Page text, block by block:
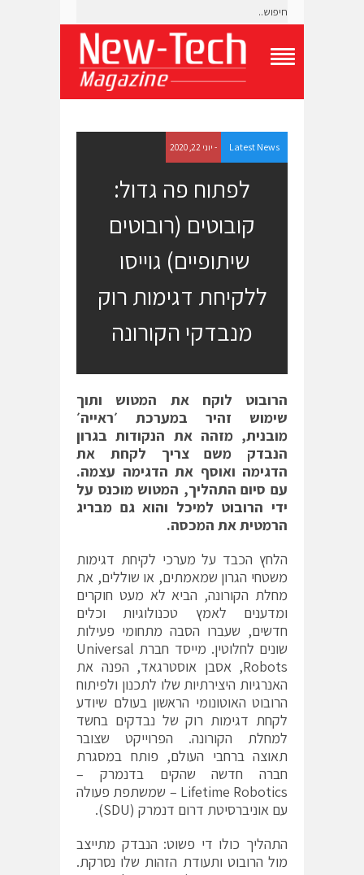
g
l
e
N
Latest News - יוני 22, 2020
לפתוח פה גדול:
קובוטים (רובוטים
שיתופיים) גוייסו
ללקיחת דגימות רוק
מנבדקי הקורונה
הרובוט לוקח את המטוש ותוך
שימוש זהיר במערכת ׳ראייה׳
מובנית, מזהה את הנקודות בגרון
הנבדק משם צריך לקחת את
הדגימה ואוסף את הדגימה עצמה.
עם סיום התהליך, המטוש מוכנס על
ידי הרובוט למיכל והוא גם מבריג
הרמטית את המכסה.
הלחץ הכבד על מערכי לקיחת דגימות
משטחי הגרון שמאמתים, או שוללים, את
מחלת הקורונה, הביא לא מעט חוקרים
ומדענים לאמץ טכנולוגיות וכלים
חדשים, שעברו הסבה מתחומי פעילות
שונים לחלוטין. מייסד חברת Universal
Robots, אסבן אוסטרגאד, הפנה את
האנרגיות היצירתיות שלו לתכנון ולפיתוח
הרובוט האוטונומי הראשון בעולם שיודע
לקחת דגימות רוק של נבדקים בחשד
למחלת הקורונה. הפרוייקט שצובר
תאוצה ברחבי העולם, פותח במסגרת
חברה חדשה שהקים בדנמרק –
Lifetime Robotics – שמשתפת פעולה
עם אוניברסיטת דרום דנמרק (SDU).
התהליך כולו די פשוט: הנבדק מתייצב
מול הרובוט ותעודת הזהות שלו נסרקת.